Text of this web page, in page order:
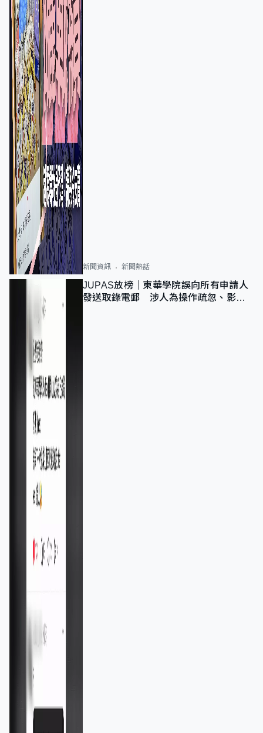
新聞資訊 新聞熱話
JUPAS放榜｜東華學院誤向所有申請人
發送取錄電郵 涉人為操作疏忽、影響